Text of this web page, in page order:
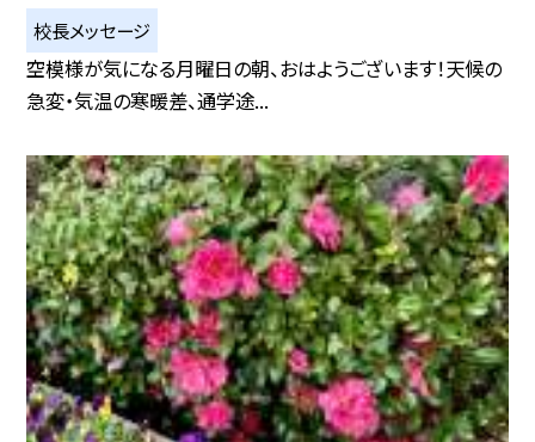
校長メッセージ
空模様が気になる月曜日の朝、おはようございます！天候の
急変・気温の寒暖差、通学途...